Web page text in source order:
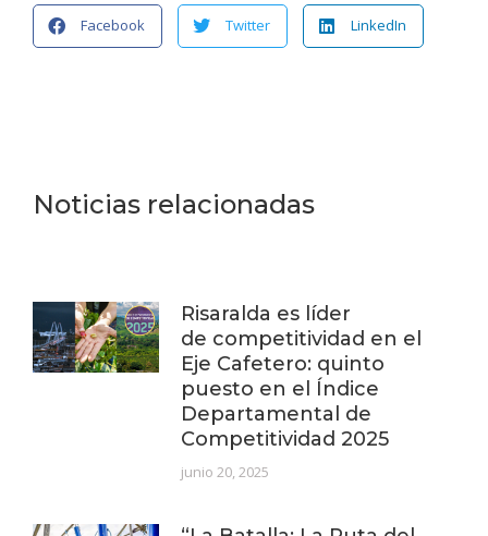
Facebook Twitter LinkedIn
Noticias relacionadas
Risaralda es líder
de competitividad en el
Eje Cafetero: quinto
puesto en el Índice
Departamental de
Competitividad 2025
junio 20, 2025